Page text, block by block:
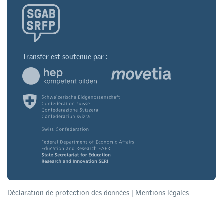
Transfer est soutenue par :
Déclaration de protection des données | Mentions légales